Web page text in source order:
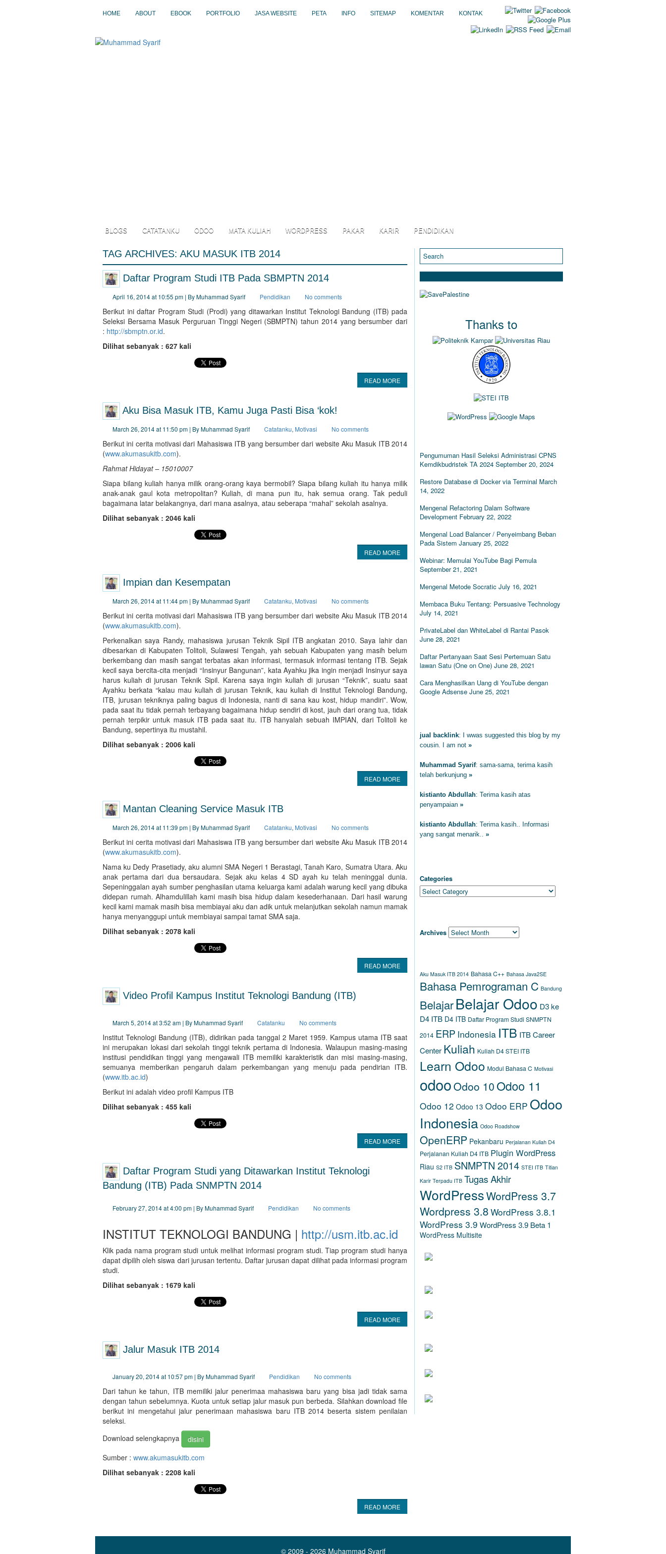
HOME ABOUT EBOOK PORTFOLIO JASA WEBSITE PETA INFO SITEMAP KOMENTAR KONTAK
BLOGS CATATANKU ODOO MATA KULIAH WORDPRESS PAKAR KARIR PENDIDIKAN
TAG ARCHIVES: AKU MASUK ITB 2014
Daftar Program Studi ITB Pada SBMPTN 2014
April 16, 2014 at 10:55 pm | By Muhammad Syarif Pendidikan No comments
Berikut ini daftar Program Studi (Prodi) yang ditawarkan Institut Teknologi Bandung (ITB) pada
Seleksi Bersama Masuk Perguruan Tinggi Negeri (SBMPTN) tahun 2014 yang bersumber dari
: http://sbmptn.or.id.
Dilihat sebanyak : 627 kali
READ MORE
Aku Bisa Masuk ITB, Kamu Juga Pasti Bisa ‘kok!
March 26, 2014 at 11:50 pm | By Muhammad Syarif Catatanku, Motivasi No comments
Berikut ini cerita motivasi dari Mahasiswa ITB yang bersumber dari website Aku Masuk ITB 2014
(www.akumasukitb.com).
Rahmat Hidayat – 15010007
Siapa bilang kuliah hanya milik orang-orang kaya bermobil? Siapa bilang kuliah itu hanya milik
anak-anak gaul kota metropolitan? Kuliah, di mana pun itu, hak semua orang. Tak peduli
bagaimana latar belakangnya, dari mana asalnya, atau seberapa “mahal” sekolah asalnya.
Dilihat sebanyak : 2046 kali
READ MORE
Impian dan Kesempatan
March 26, 2014 at 11:44 pm | By Muhammad Syarif Catatanku, Motivasi No comments
Berikut ini cerita motivasi dari Mahasiswa ITB yang bersumber dari website Aku Masuk ITB 2014
(www.akumasukitb.com).
Perkenalkan saya Randy, mahasiswa jurusan Teknik Sipil ITB angkatan 2010. Saya lahir dan
dibesarkan di Kabupaten Tolitoli, Sulawesi Tengah, yah sebuah Kabupaten yang masih belum
berkembang dan masih sangat terbatas akan informasi, termasuk informasi tentang ITB. Sejak
kecil saya bercita-cita menjadi “Insinyur Bangunan”, kata Ayahku jika ingin menjadi Insinyur saya
harus kuliah di jurusan Teknik Sipil. Karena saya ingin kuliah di jurusan “Teknik”, suatu saat
Ayahku berkata “kalau mau kuliah di jurusan Teknik, kau kuliah di Institut Teknologi Bandung,
ITB, jurusan tekniknya paling bagus di Indonesia, nanti di sana kau kost, hidup mandiri”. Wow,
pada saat itu tidak pernah terbayang bagaimana hidup sendiri di kost, jauh dari orang tua, tidak
pernah terpikir untuk masuk ITB pada saat itu. ITB hanyalah sebuah IMPIAN, dari Tolitoli ke
Bandung, sepertinya itu mustahil.
Dilihat sebanyak : 2006 kali
READ MORE
Mantan Cleaning Service Masuk ITB
March 26, 2014 at 11:39 pm | By Muhammad Syarif Catatanku, Motivasi No comments
Berikut ini cerita motivasi dari Mahasiswa ITB yang bersumber dari website Aku Masuk ITB 2014
(www.akumasukitb.com).
Nama ku Dedy Prasetiady, aku alumni SMA Negeri 1 Berastagi, Tanah Karo, Sumatra Utara. Aku
anak pertama dari dua bersaudara. Sejak aku kelas 4 SD ayah ku telah meninggal dunia.
Sepeninggalan ayah sumber penghasilan utama keluarga kami adalah warung kecil yang dibuka
didepan rumah. Alhamdulillah kami masih bisa hidup dalam kesederhanaan. Dari hasil warung
kecil kami mamak masih bisa membiayai aku dan adik untuk melanjutkan sekolah namun mamak
hanya menyanggupi untuk membiayai sampai tamat SMA saja.
Dilihat sebanyak : 2078 kali
READ MORE
Video Profil Kampus Institut Teknologi Bandung (ITB)
March 5, 2014 at 3:52 am | By Muhammad Syarif Catatanku No comments
Institut Teknologi Bandung (ITB), didirikan pada tanggal 2 Maret 1959. Kampus utama ITB saat
ini merupakan lokasi dari sekolah tinggi teknik pertama di Indonesia. Walaupun masing-masing
institusi pendidikan tinggi yang mengawali ITB memiliki karakteristik dan misi masing-masing,
semuanya memberikan pengaruh dalam perkembangan yang menuju pada pendirian ITB.
(www.itb.ac.id)
Berikut ini adalah video profil Kampus ITB
Dilihat sebanyak : 455 kali
READ MORE
Daftar Program Studi yang Ditawarkan Institut Teknologi
Bandung (ITB) Pada SNMPTN 2014
February 27, 2014 at 4:00 pm | By Muhammad Syarif Pendidikan No comments
INSTITUT TEKNOLOGI BANDUNG | http://usm.itb.ac.id
Klik pada nama program studi untuk melihat informasi program studi. Tiap program studi hanya
dapat dipilih oleh siswa dari jurusan tertentu. Daftar jurusan dapat dilihat pada informasi program
studi.
Dilihat sebanyak : 1679 kali
READ MORE
Jalur Masuk ITB 2014
January 20, 2014 at 10:57 pm | By Muhammad Syarif Pendidikan No comments
Dari tahun ke tahun, ITB memiliki jalur penerimaa mahasiswa baru yang bisa jadi tidak sama
dengan tahun sebelumnya. Kuota untuk setiap jalur masuk pun berbeda. Silahkan download file
berikut ini mengetahui jalur penerimaan mahasiswa baru ITB 2014 beserta sistem penilaian
seleksi.
Download selengkapnya
disini
Sumber : www.akumasukitb.com
Dilihat sebanyak : 2208 kali
READ MORE
Thanks to
Pengumuman Hasil Seleksi Administrasi CPNS
Kemdikbudristek TA 2024 September 20, 2024
Restore Database di Docker via Terminal March
14, 2022
Mengenal Refactoring Dalam Software
Development February 22, 2022
Mengenal Load Balancer / Penyeimbang Beban
Pada Sistem January 25, 2022
Webinar: Memulai YouTube Bagi Pemula
September 21, 2021
Mengenal Metode Socratic July 16, 2021
Membaca Buku Tentang: Persuasive Technology
July 14, 2021
PrivateLabel dan WhiteLabel di Rantai Pasok
June 28, 2021
Daftar Pertanyaan Saat Sesi Pertemuan Satu
lawan Satu (One on One) June 28, 2021
Cara Menghasilkan Uang di YouTube dengan
Google Adsense June 25, 2021
jual backlink: Ӏ wwas suggested this blog ƅy my
cousin. I am not »
Muhammad Syarif: sama-sama, terima kasih
telah berkunjung »
kistianto Abdullah: Terima kasih atas
penyampaian »
kistianto Abdullah: Terima kasih.. Informasi
yang sangat menarik.. »
Categories
Archives
Aku Masuk ITB 2014 Bahasa C++ Bahasa Java2SE
Bahasa Pemrograman C Bandung
BelajarBelajar Odoo D3 ke
D4 ITB D4 ITB Daftar Program Studi SNMPTN
2014 ERP Indonesia ITB ITB Career
Center Kuliah Kuliah D4 STEI ITB
Learn Odoo Modul Bahasa C Motivasi
odooOdoo 10 Odoo 11
Odoo 12 Odoo 13 Odoo ERP Odoo
Indonesia Odoo Roadshow
OpenERP Pekanbaru Perjalanan Kuliah D4
Perjalanan Kuliah D4 ITB Plugin WordPress
Riau S2 ITB SNMPTN 2014 STEI ITB Titian
Karir Terpadu ITB Tugas Akhir
WordPressWordPress 3.7
Wordpress 3.8 WordPress 3.8.1
WordPress 3.9 WordPress 3.9 Beta 1
WordPress Multisite
© 2009 - 2026 Muhammad Syarif